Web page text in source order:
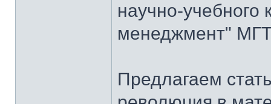
научно-
менеджмент"
Предлагаем